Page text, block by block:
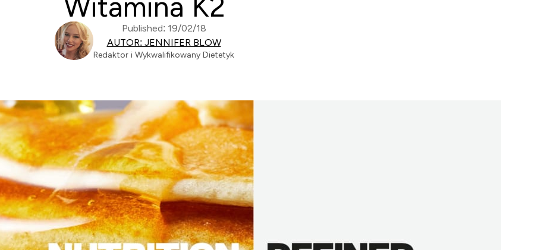
Witamina K2
Published: 19/02/18
AUTOR: JENNIFER BLOW
Redaktor i Wykwalifikowany Dietetyk